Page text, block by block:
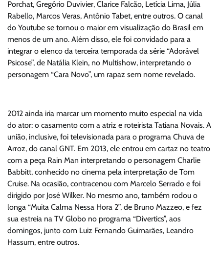
Porchat, Gregório Duvivier, Clarice Falcão, Letícia Lima, Júlia
Rabello, Marcos Veras, Antônio Tabet, entre outros. O canal
do Youtube se tornou o maior em visualização do Brasil em
menos de um ano. Além disso, ele foi convidado para a
integrar o elenco da terceira temporada da série “Adorável
Psicose”, de Natália Klein, no Multishow, interpretando o
personagem “Cara Novo”, um rapaz sem nome revelado.
2012 ainda iria marcar um momento muito especial na vida
do ator: o casamento com a atriz e roteirista Tatiana Novais. A
união, inclusive, foi televisionada para o programa Chuva de
Arroz, do canal GNT. Em 2013, ele entrou em cartaz no teatro
com a peça Rain Man interpretando o personagem Charlie
Babbitt, conhecido no cinema pela interpretação de Tom
Cruise. Na ocasião, contracenou com Marcelo Serrado e foi
dirigido por José Wilker. No mesmo ano, também rodou o
longa “Muita Calma Nessa Hora 2”, de Bruno Mazzeo, e fez
sua estreia na TV Globo no programa “Divertics”, aos
domingos, junto com Luiz Fernando Guimarães, Leandro
Hassum, entre outros.